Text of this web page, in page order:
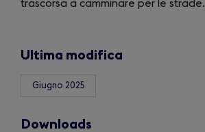
trascorsa a camminare per le strade.
Ultima modifica
Giugno 2025
Downloads